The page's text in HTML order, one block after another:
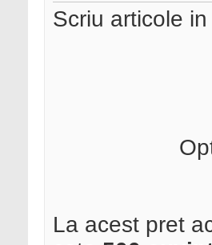
Scriu articole
La acest pret